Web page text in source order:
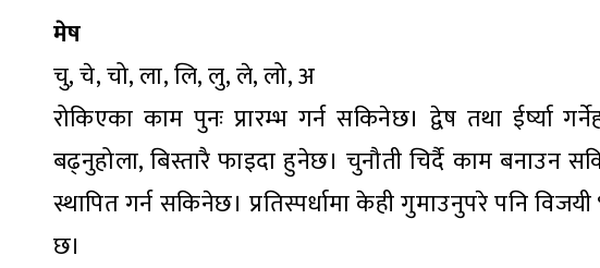
मेष
चु, चे, चो, ला, लि, लु, ले, लो, अ
रोकिएका काम पुनः प्रारम्भ गर्न सकिनेछ। द्वेष तथा
बढ्नुहोला, बिस्तारै फाइदा हुनेछ। चुनौती चिर्दै काम बनाउन
स्थापित गर्न सकिनेछ। प्रतिस्पर्धामा केही गुमाउनुपरे पनि
छ।